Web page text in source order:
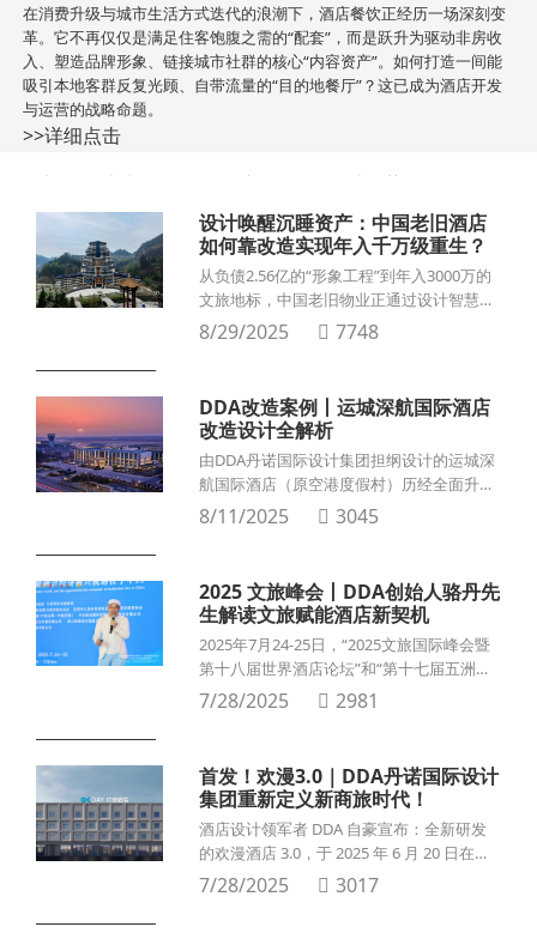
在消费升级与城市生活方式迭代的浪潮下，酒店餐饮正经历一场深刻变
革。它不再仅仅是满足住客饱腹之需的“配套”，而是跃升为驱动非房收
入、塑造品牌形象、链接城市社群的核心“内容资产”。如何打造一间能
吸引本地客群反复光顾、自带流量的“目的地餐厅”？这已成为酒店开发
与运营的战略命题。
>>详细点击
全部 /
大事记 / 集团新闻 /
设计趋势 /
设计唤醒沉睡资产：中国老旧酒店
如何靠改造实现年入千万级重生？
从负债2.56亿的“形象工程”到年入3000万的
文旅地标，中国老旧物业正通过设计智慧实
现华丽转身。贵州独山县，一座曾因资金链
称为“最强烂尾楼”的建筑以“紫林山豪利维拉
酒店”的新身份重生，累计接待游客已突破2
万人次。在酒店行业存量竞争白热化的今
天，这样的改造奇迹并非个例。
8/29/2025 7748
DDA改造案例丨运城深航国际酒店
改造设计全解析
由DDA丹诺国际设计集团担纲设计的运城深
航国际酒店（原空港度假村）历经全面升级
改造，以崭新面貌屹立于河东大地，成为区
上），更将深厚的地域文化与现代设计完美
融合。让我们一同探寻这座约5万平米豪华
五星级酒店的焕新亮点。
8/11/2025 3045
2025 文旅峰会丨DDA创始人骆丹先
生解读文旅赋能酒店新契机
2025年7月24-25日，“2025文旅国际峰会暨
第十八届世界酒店论坛”和“第十七届五洲钻
石奖颁奖盛典”在中国海口鲁能希尔顿酒店隆
7/28/2025 2981
首发！欢漫3.0｜DDA丹诺国际设计
集团重新定义新商旅时代！
酒店设计领军者 DDA 自豪宣布：全新研发
的欢漫酒店 3.0，于 2025 年 6 月 20 日在长
沙正式发布！
7/28/2025 3017